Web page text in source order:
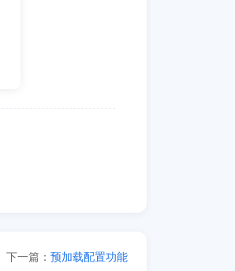
下一篇： 预加载配置功能